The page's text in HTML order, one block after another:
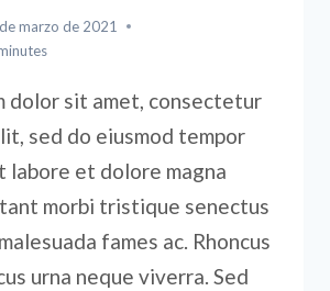
marzo de 2021
dolor sit amet, consectetur
sed do eiusmod tempor
labore et dolore magna
morbi tristique senectus
fames ac. Rhoncus
urna neque viverra. Sed